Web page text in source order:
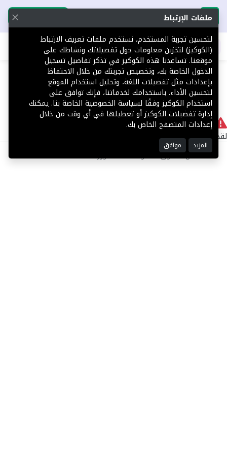
تحميل التطبيق تحميل التطبيق
اطلب عقارك
404 لا يوجد
لقد حدث خطأ داخلي أثناء معالجة طلبك.
©2025 كل الحقوق محفوظة منصة توور
ملفات الإرتباط
لتحسين تجربة المستخدم، نستخدم ملفات تعريف الارتباط
(الكوكيز) لتخزين معلومات حول تفضيلاتك ونشاطك على
موقعنا. تساعدنا هذه الكوكيز في تذكر تفاصيل تسجيل
الدخول الخاصة بك، وتخصيص تجربتك من خلال الاحتفاظ
بإعدادات مثل تفضيلات اللغة، وتحليل استخدام الموقع
لتحسين الأداء. باستخدامك لخدماتنا، فإنك توافق على
استخدام الكوكيز وفقًا لسياسة الخصوصية الخاصة بنا. يمكنك
إدارة تفضيلات الكوكيز أو تعطيلها في أي وقت من خلال
إعدادات المتصفح الخاص بك.
المزيد موافق